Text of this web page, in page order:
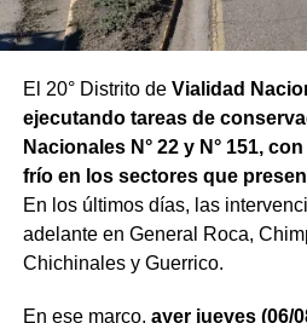
El 20° Distrito de Vialidad
ejecutando tareas de
Nacionales N° 22 y N° 151,
frío en los sectores que
En los últimos días, las
adelante en General Roca,
Chichinales y Guerrico.
En ese marco, ayer jueves (06/